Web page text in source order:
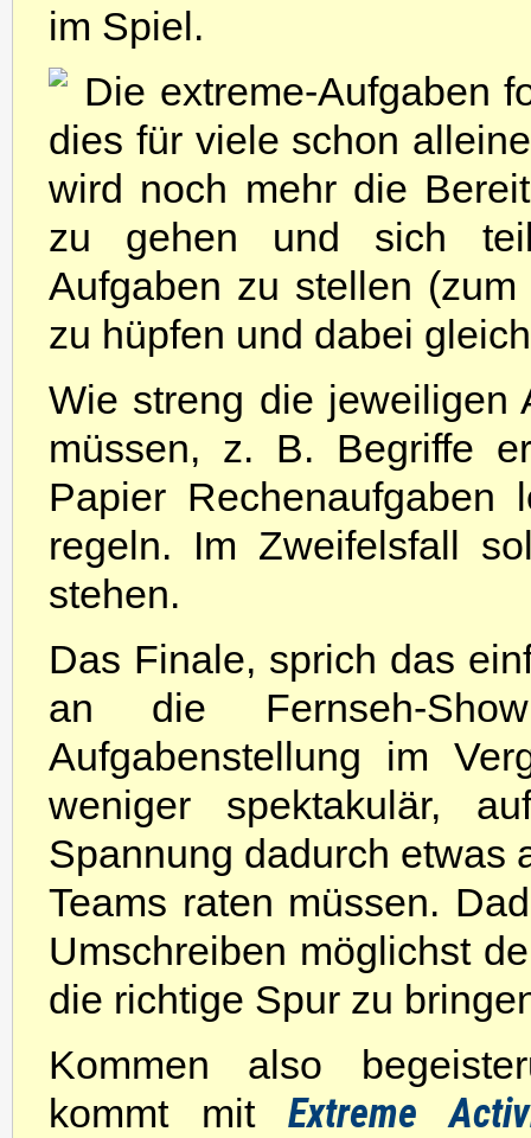
im Spiel.
Die extreme-Aufgaben
dies für viele schon
wird noch mehr die
zu gehen und sich
Aufgaben zu stellen
zu hüpfen und dabei
Wie streng die jeweiligen
müssen, z. B. Begriffe
Papier
regeln. Im Zweifelsfall
stehen.
Das Finale, sprich das
an die Fernseh-
Aufgabenstellung im
weniger spektakulär,
Spannung dadurch etwas
Teams raten müssen.
Umschreiben möglichst
die richtige Spur zu
Kommen also
kommt mit Extreme